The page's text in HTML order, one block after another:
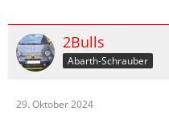
2Bulls
Abarth-Schrauber
29. Oktober 2024